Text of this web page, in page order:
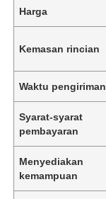
Harga
Kemasan rincian
Waktu pengiriman
Syarat-syarat
pembayaran
Menyediakan
kemampuan